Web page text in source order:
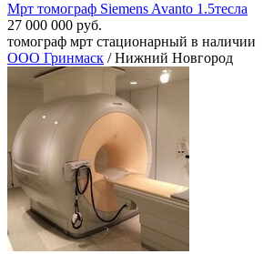
Мрт томограф Siemens Avanto 1.5тесла
27 000 000 руб.
томограф мрт стационарный в наличии
ООО Гринмаск / Нижний Новгород